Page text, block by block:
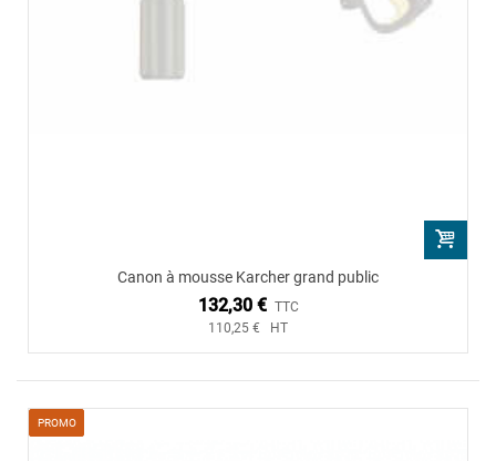
Canon à mousse Karcher grand public
132,30 € TTC
110,25 € HT
PROMO